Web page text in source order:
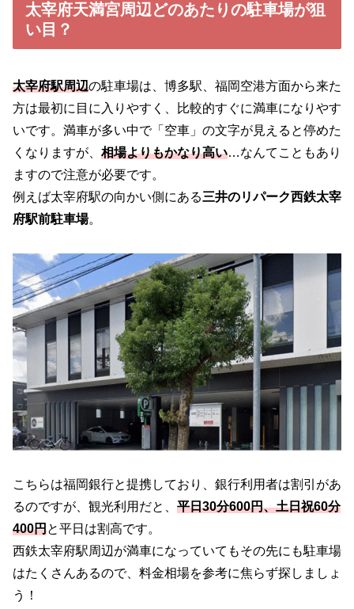
太宰府天満宮周辺どのあたりの駐車場が狙
い目？
太宰府駅周辺の駐車場は、博多駅、福岡空港方面から来た
方は最初に目に入りやすく、比較的すぐに満車になりやす
いです。満車が多い中で「空車」の文字が見えると停めた
くなりますが、 相場よりもかなり高い…なんてこともあり
ますので注意が必要です。
例えば太宰府駅の向かい側にある三井のリパーク西鉄太宰
府駅前駐車場。
こちらは福岡銀行と提携しており、銀行利用者は割引があ
るのですが、観光利用だと、 平日30分600円、土日祝60分
400円と平日は割高です。
西鉄太宰府駅周辺が満車になっていてもその先にも駐車場
はたくさんあるので、料金相場を参考に焦らず探しましょ
う！